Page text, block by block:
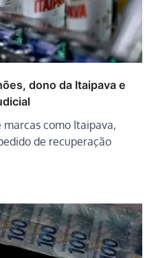
dono da Itaipava e
marcas como Itaipava,
de recuperação